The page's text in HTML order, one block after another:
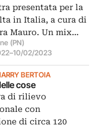
presentata per la
in Italia, a cura di
Mauro. Un mix…
(PN)
–10/02/2023
BERTOIA
cose
di rilievo
con
di circa 120